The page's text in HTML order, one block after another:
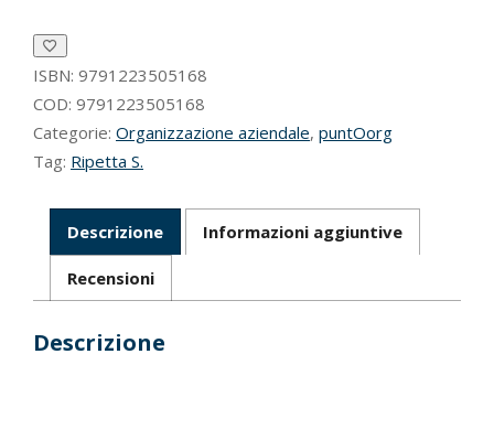
ISBN: 9791223505168
COD: 9791223505168
Categorie: Organizzazione aziendale, puntOorg
Tag: Ripetta S.
Descrizione Informazioni aggiuntive
Recensioni
Descrizione